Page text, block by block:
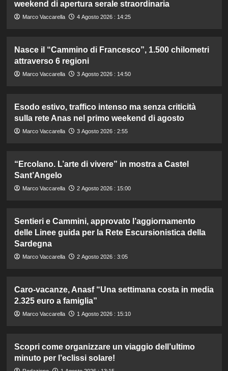
weekend di apertura serale straordinaria
Marco Vaccarella 4 Agosto 2026 : 14:25
Nasce il “Cammino di Francesco”, 1.500 chilometri
attraverso 6 regioni
Marco Vaccarella 3 Agosto 2026 : 14:50
Esodo estivo, traffico intenso ma senza criticità
sulla rete Anas nel primo weekend di agosto
Marco Vaccarella 3 Agosto 2026 : 2:55
“Ercolano. L’arte di vivere” in mostra a Castel
Sant’Angelo
Marco Vaccarella 2 Agosto 2026 : 15:00
Sentieri e Cammini, approvato l’aggiornamento
delle Linee guida per la Rete Escursionistica della
Sardegna
Marco Vaccarella 2 Agosto 2026 : 3:05
Caro-vacanze, Anasf “Una settimana costa in media
2.325 euro a famiglia”
Marco Vaccarella 1 Agosto 2026 : 15:10
Scopri come organizzare un viaggio dell’ultimo
minuto per l’eclissi solare!